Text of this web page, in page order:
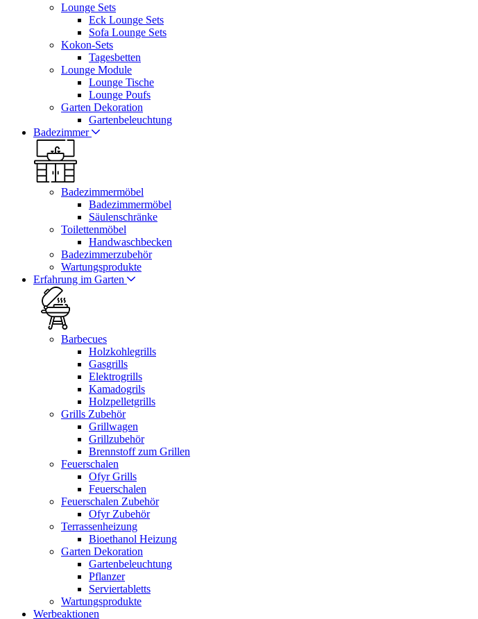
Lounge Sets
Eck Lounge Sets
Sofa Lounge Sets
Kokon-Sets
Tagesbetten
Lounge Module
Lounge Tische
Lounge Poufs
Garten Dekoration
Gartenbeleuchtung
Badezimmer
Badezimmermöbel
Badezimmermöbel
Säulenschränke
Toilettenmöbel
Handwaschbecken
Badezimmerzubehör
Wartungsprodukte
Erfahrung im Garten
Barbecues
Holzkohlegrills
Gasgrills
Elektrogrills
Kamadogrils
Holzpelletgrills
Grills Zubehör
Grillwagen
Grillzubehör
Brennstoff zum Grillen
Feuerschalen
Ofyr Grills
Feuerschalen
Feuerschalen Zubehör
Ofyr Zubehör
Terrassenheizung
Bioethanol Heizung
Garten Dekoration
Gartenbeleuchtung
Pflanzer
Serviertabletts
Wartungsprodukte
Werbeaktionen